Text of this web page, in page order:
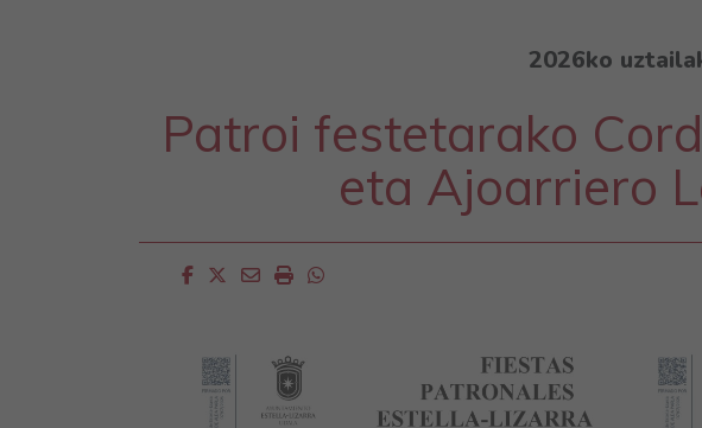
2026ko
Patroi festetarako
eta Ajoarriero
Facebook
Twitter
EmailImprimirWhatsapp